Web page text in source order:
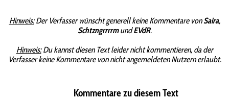
Hinweis:Der Verfasser wünscht generell keine Kommentare vonSaira,
SchtzngrrrrmundEVdR.
Hinweis:Du kannst diesen Text leider nicht kommentieren, da der
Verfasser keine Kommentare von nicht angemeldeten Nutzern erlaubt.
Kommentare zu diesem Text